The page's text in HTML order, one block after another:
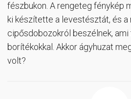
fészbukon. A rengeteg fénykép
ki készítette a levestésztát, és a
cipősdobozokról beszélnek,
borítékokkal. Akkor ágyhuzat
volt?